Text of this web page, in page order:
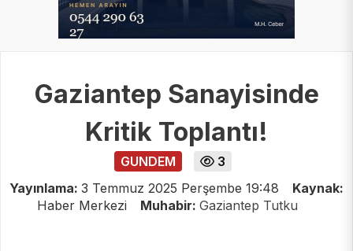
Gaziantep Sanayisinde
Kritik Toplantı!
GUNDEM
3
Yayınlama: 3 Temmuz 2025 Perşembe 19:48
Kaynak:
Haber Merkezi
Muhabir: Gaziantep Tutku